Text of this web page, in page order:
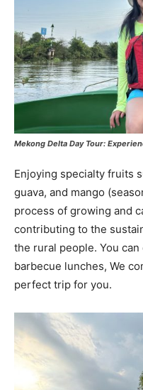
Mekong Delta Day Tour:
Enjoying specialty fruits
guava, and mango
process of growing and
contributing to the
the rural people. You
barbecue lunches, We
perfect trip for you.